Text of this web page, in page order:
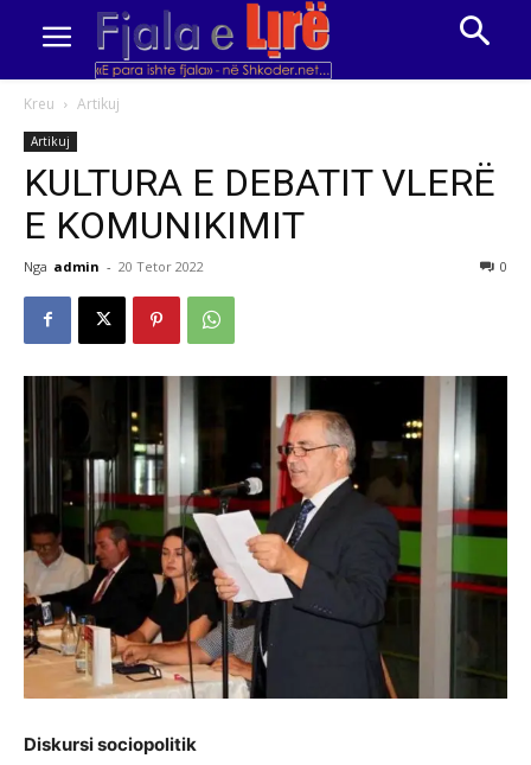
Kreu Artikuj
Artikuj
KULTURA E DEBATIT VLERË
E KOMUNIKIMIT
Nga admin - 20 Tetor 2022 0
Diskursi sociopolitik